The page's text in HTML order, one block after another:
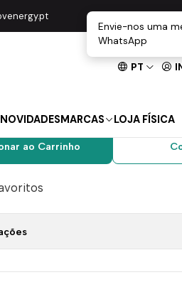
PT
NOVIDADESMARCAS LOJA FÍSICA
Preto
Luz 2
ao Carrinho
Envie-nos uma
WhatsApp